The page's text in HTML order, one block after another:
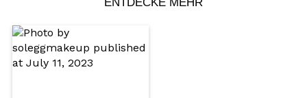
Ein Video oder Foto teilen